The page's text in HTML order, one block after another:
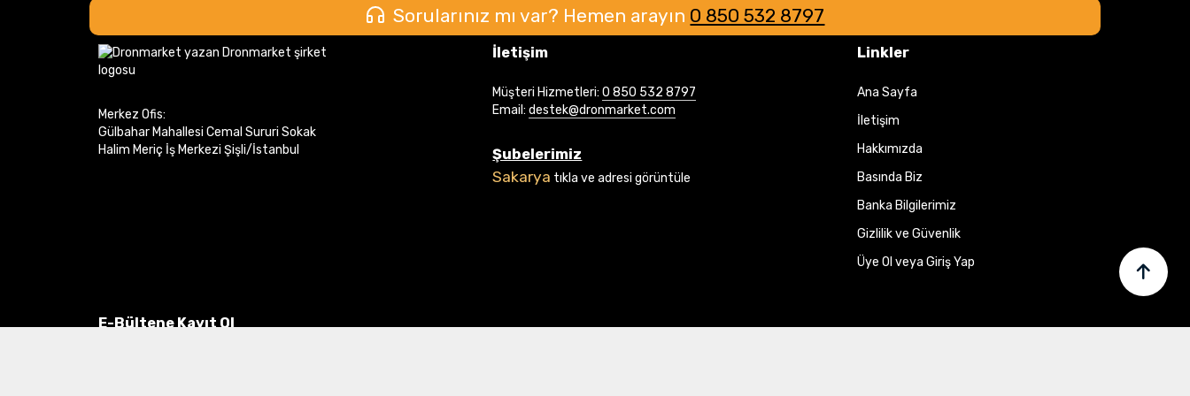
Sorularınız mı var? Hemen arayın 0 850 532 8797
Merkez Ofis:
Gülbahar Mahallesi Cemal Sururi Sokak
Halim Meriç İş Merkezi Şişli/İstanbul
İletişim
Müşteri Hizmetleri:0 850 532 8797
Email:destek@dronmarket.com
Şubelerimiz
Sakarya tıkla ve adresi görüntüle
Linkler
Ana Sayfa
İletişim
Hakkımızda
Basında Biz
Banka Bilgilerimiz
Gizlilik ve Güvenlik
Üye Ol veya Giriş Yap
E-Bültene Kayıt Ol